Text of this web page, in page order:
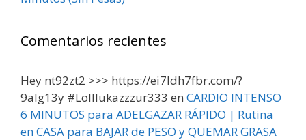
Comentarios recientes
Hey nt92zt2 >>> https://ei7ldh7fbr.com/?
9alg13y #Lolllukazzzur333 en CARDIO INTENSO
6 MINUTOS para ADELGAZAR RÁPIDO | Rutina
en CASA para BAJAR de PESO y QUEMAR GRASA